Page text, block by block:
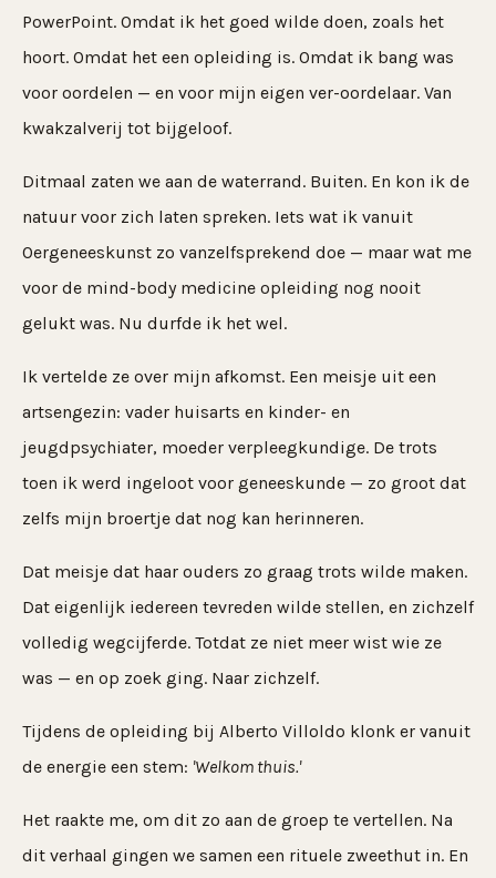
PowerPoint. Omdat ik het goed wilde doen, zoals het
hoort. Omdat het een opleiding is. Omdat ik bang was
voor oordelen — en voor mijn eigen ver-oordelaar. Van
kwakzalverij tot bijgeloof.
Ditmaal zaten we aan de waterrand. Buiten. En kon ik de
natuur voor zich laten spreken. Iets wat ik vanuit
Oergeneeskunst zo vanzelfsprekend doe — maar wat me
voor de mind-body medicine opleiding nog nooit
gelukt was. Nu durfde ik het wel.
Ik vertelde ze over mijn afkomst. Een meisje uit een
artsengezin: vader huisarts en kinder- en
jeugdpsychiater, moeder verpleegkundige. De trots
toen ik werd ingeloot voor geneeskunde — zo groot dat
zelfs mijn broertje dat nog kan herinneren.
Dat meisje dat haar ouders zo graag trots wilde maken.
Dat eigenlijk iedereen tevreden wilde stellen, en zichzelf
volledig wegcijferde. Totdat ze niet meer wist wie ze
was — en op zoek ging. Naar zichzelf.
Tijdens de opleiding bij Alberto Villoldo klonk er vanuit
de energie een stem: 'Welkom thuis.'
Het raakte me, om dit zo aan de groep te vertellen. Na
dit verhaal gingen we samen een rituele zweethut in. En